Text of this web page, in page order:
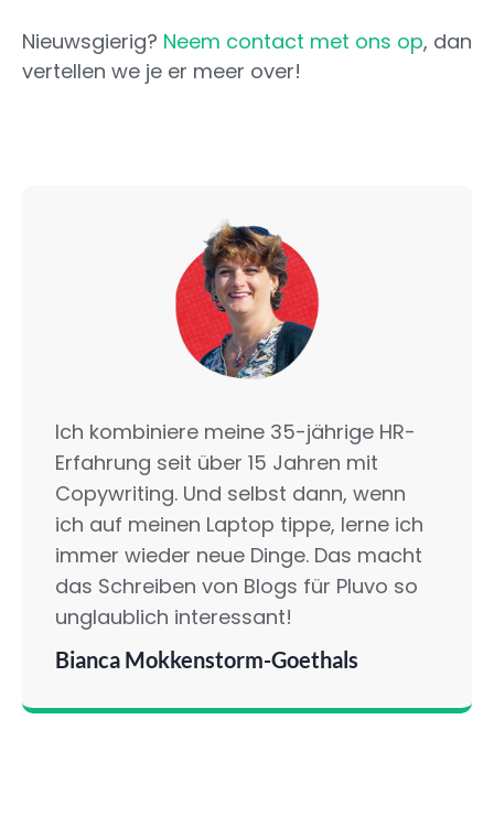
Nieuwsgierig? Neem contact met ons op, dan
vertellen we je er meer over!
Ich kombiniere meine 35-jährige HR-
Erfahrung seit über 15 Jahren mit
Copywriting. Und selbst dann, wenn
ich auf meinen Laptop tippe, lerne ich
immer wieder neue Dinge. Das macht
das Schreiben von Blogs für Pluvo so
unglaublich interessant!
Bianca Mokkenstorm-Goethals